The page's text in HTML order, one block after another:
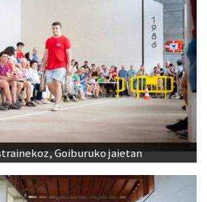
Goiburuko jaietan